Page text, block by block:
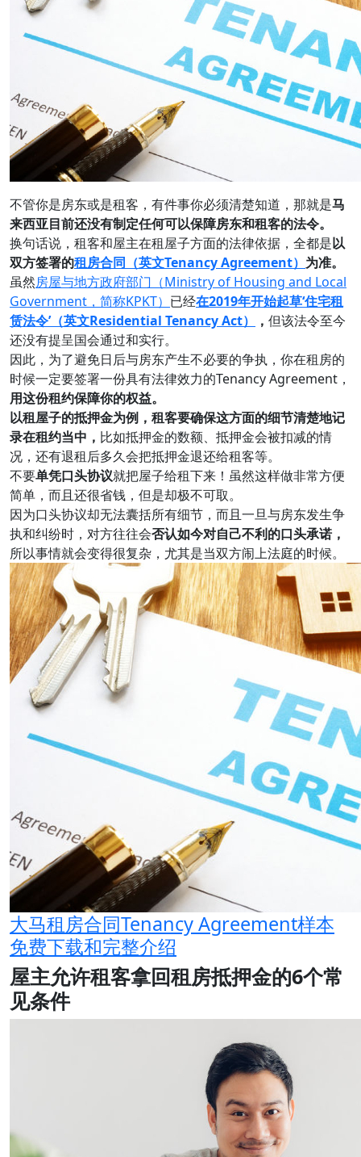
不管你是房东或是租客，有件事你必须清楚知道，那就是马
来西亚目前还没有制定任何可以保障房东和租客的法令。
换句话说，租客和屋主在租屋子方面的法律依据，全都是以
双方签署的租房合同（英文Tenancy Agreement） 为准。
虽然房屋与地方政府部门（Ministry of Housing and Local
Government，简称KPKT） 已经在2019年开始起草‘住宅租
赁法令’（英文Residential Tenancy Act）
， 但该法令至今
还没有提呈国会通过和实行。
因此，为了避免日后与房东产生不必要的争执，你在租房的
时候一定要签署一份具有法律效力的Tenancy Agreement，
用这份租约保障你的权益。
以租屋子的抵押金为例，租客要确保这方面的细节清楚地记
录在租约当中， 比如抵押金的数额、抵押金会被扣减的情
况，还有退租后多久会把抵押金退还给租客等。
不要单凭口头协议就把屋子给租下来！虽然这样做非常方便
简单，而且还很省钱，但是却极不可取。
因为口头协议却无法囊括所有细节，而且一旦与房东发生争
执和纠纷时，对方往往会否认如今对自己不利的口头承诺，
所以事情就会变得很复杂，尤其是当双方闹上法庭的时候。
大马租房合同Tenancy Agreement样本
免费下载和完整介绍
屋主允许租客拿回租房抵押金的6个常
见条件